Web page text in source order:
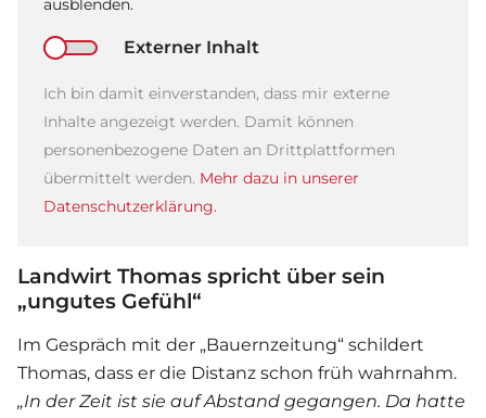
ausblenden.
Externer Inhalt
Ich bin damit einverstanden, dass mir externe
Inhalte angezeigt werden. Damit können
personenbezogene Daten an Drittplattformen
übermittelt werden. Mehr dazu in unserer
Datenschutzerklärung.
Landwirt Thomas spricht über sein
„ungutes Gefühl“
Im Gespräch mit der „Bauernzeitung“ schildert
Thomas, dass er die Distanz schon früh wahrnahm.
„In der Zeit ist sie auf Abstand gegangen. Da hatte